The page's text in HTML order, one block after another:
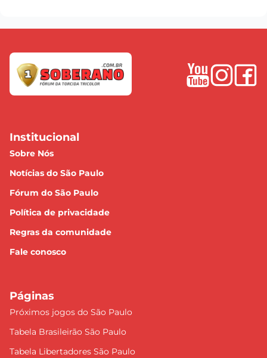
Institucional
Sobre Nós
Notícias do São Paulo
Fórum do São Paulo
Política de privacidade
Regras da comunidade
Fale conosco
Páginas
Próximos jogos do São Paulo
Tabela Brasileirão São Paulo
Tabela Libertadores São Paulo